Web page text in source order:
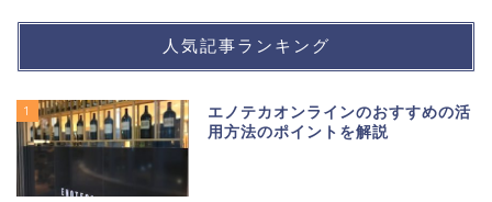
人気記事ランキング
1
エノテカオンラインのおすすめの活
用方法のポイントを解説
想い出に残るワイン
レストランなど